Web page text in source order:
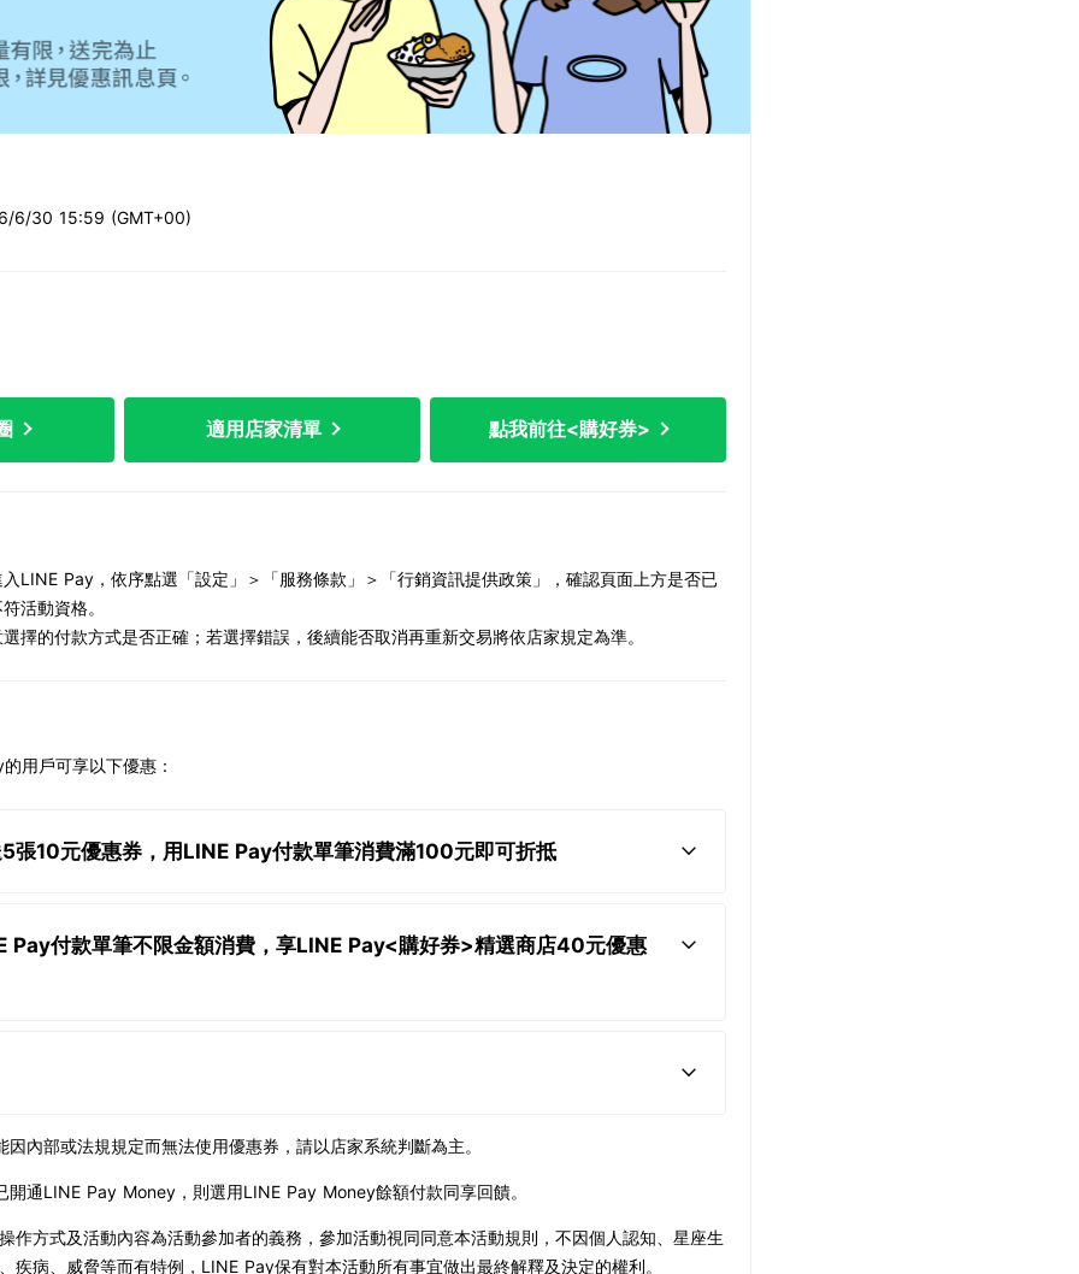
6/30 15:59 (GMT+00)
適用店家清單 點我前往<購好券>
LINE Pay，依序點選「設定」＞「服務條款」＞「行銷資訊提供政策」，確認頁面上方是否已
活動資格。
擇的付款方式是否正確；若選擇錯誤，後續能否取消再重新交易將依店家規定為準。
用戶可享以下優惠：
張10元優惠券，用LINE Pay付款單筆消費滿100元即可折抵
Pay付款單筆不限金額消費，享LINE Pay<購好券>精選商店40元優惠
內部或法規規定而無法使用優惠券，請以店家系統判斷為主。
開通LINE Pay Money，則選用LINE Pay Money餘額付款同享回饋。
作方式及活動內容為活動參加者的義務，參加活動視同同意本活動規則，不因個人認知、星座生
疾病、威脅等而有特例，LINE Pay保有對本活動所有事宜做出最終解釋及決定的權利。